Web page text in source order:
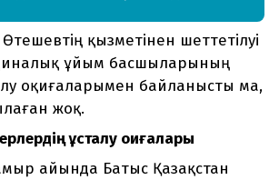
қызметінен шеттетілуі
ұйым басшыларының
оқиғаларымен байланысты ма,
жоқ.
ұсталу оқиғалары
айында Батыс Қазақстан